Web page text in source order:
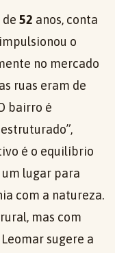
de 52 anos, conta
o
no mercado
ruas eram de
bairro é
é o equilíbrio
lugar para
com a natureza.
mas com
sugere a